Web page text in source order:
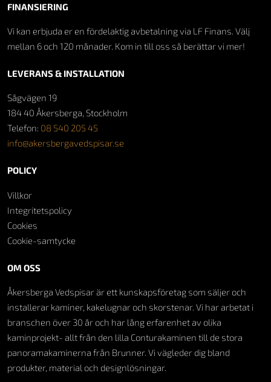
OM OSS
Åkersberga Vedspisar är ett kunskapsföretag som säljer och
installerar kaminer, kakelugnar och skorstenar. Vi har arbetat i
branschen över 30 år och har lång erfarenhet av olika
kaminprojekt- allt från den lilla Conturakaminen till de stora
panoramakaminerna från Brunner. Vi vägleder dig bland
produkter, material och designlösningar.
FINANSIERING
Vi kan erbjuda er en fördelaktig avbetalning via LF Finans. Välj
mellan 6 och 120 månader. Kom in till oss så berättar vi mer!
LEVERANS & INSTALLATION
Sågvägen 19
184 40 Åkersberga, Stockholm
Telefon: 08 540 205 45
info@akersbergavedspisar.se
POLICY
Villkor
Integritetspolicy
Cookies
Cookie-samtycke